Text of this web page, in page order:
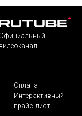
Официальный
видеоканал
Оплата
Интерактивный
прайс-лист